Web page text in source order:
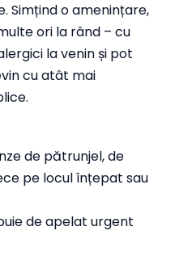
Simțind o amenințare,
ori la rând – cu
la venin și pot
cu atât mai
de pătrunjel, de
pe locul înțepat sau
de apelat urgent